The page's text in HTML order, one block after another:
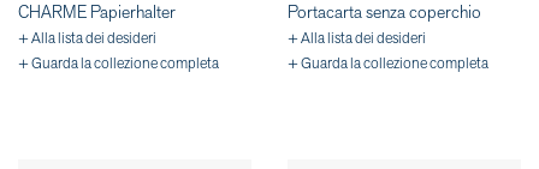
CHARME Papierhalter
+ Alla lista dei desideri
+ Guarda la collezione completa
Portacarta senza coperchio
+ Alla lista dei desideri
+ Guarda la collezione completa